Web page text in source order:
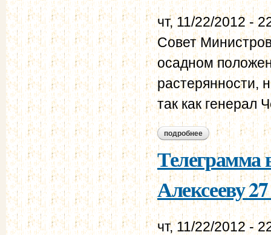
чт, 11/22/2012 -
Совет
осадном
растерянности,
так как генерал
подробнее о телеграмма
Телеграмма
Алексееву
чт, 11/22/2012 -